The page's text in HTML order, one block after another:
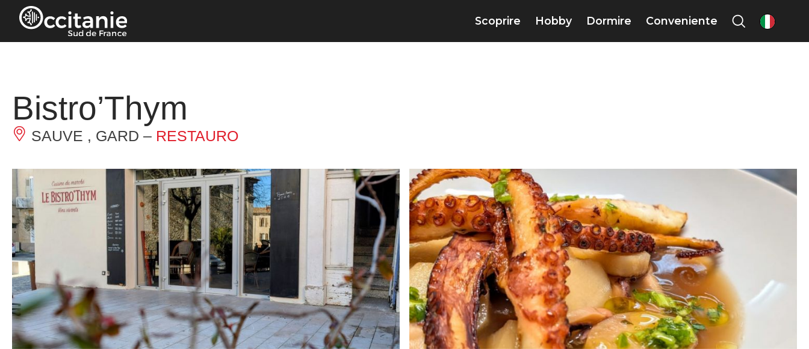
Pannello di gestione dei cookies
Scoprire Hobby Dormire Conveniente
Bistro’Thym
SAUVE , GARD – RESTAURO